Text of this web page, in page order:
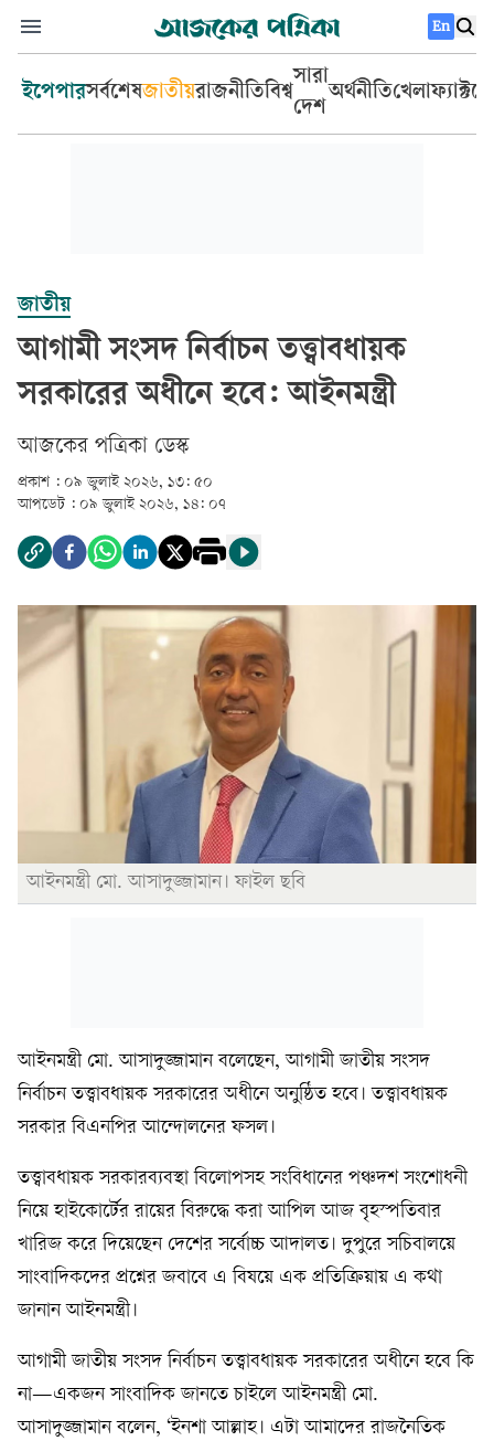
En
ইপেপারসর্বশেষজাতীয়রাজনীতিবিশ্ব
সারা
দেশ
অর্থনীতিখেলা
জাতীয়
আগামী সংসদ নির্বাচন তত্ত্বাবধায়ক
সরকারের অধীনে হবে: আইনমন্ত্রী
আজকের পত্রিকা ডেস্ক­
প্রকাশ : ০৯ জুলাই ২০২৬, ১৩: ৫০
আপডেট : ০৯ জুলাই ২০২৬, ১৪: ০৭
আইনমন্ত্রী মো. আসাদুজ্জামান। ফাইল ছবি
আইনমন্ত্রী মো. আসাদুজ্জামান বলেছেন, আগামী জাতীয় সংসদ
নির্বাচন তত্ত্বাবধায়ক সরকারের অধীনে অনুষ্ঠিত হবে। তত্ত্বাবধায়ক
সরকার বিএনপির আন্দোলনের ফসল।
তত্ত্বাবধায়ক সরকারব্যবস্থা বিলোপসহ সংবিধানের পঞ্চদশ সংশোধনী
নিয়ে হাইকোর্টের রায়ের বিরুদ্ধে করা আপিল আজ বৃহস্পতিবার
খারিজ করে দিয়েছেন দেশের সর্বোচ্চ আদালত। দুপুরে সচিবালয়ে
সাংবাদিকদের প্রশ্নের জবাবে এ বিষয়ে এক প্রতিক্রিয়ায় এ কথা
জানান আইনমন্ত্রী।
আগামী জাতীয় সংসদ নির্বাচন তত্ত্বাবধায়ক সরকারের অধীনে হবে কি
না—একজন সাংবাদিক জানতে চাইলে আইনমন্ত্রী মো.
আসাদুজ্জামান বলেন, ‘ইনশা আল্লাহ। এটা আমাদের রাজনৈতিক